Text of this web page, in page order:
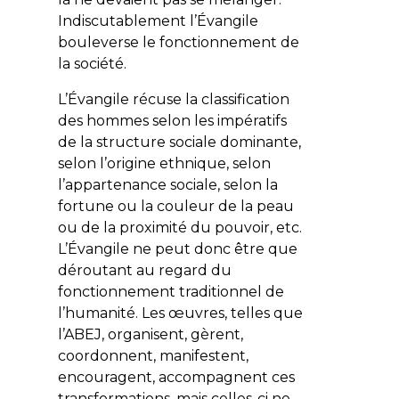
Indiscutablement l’Évangile
bouleverse le fonctionnement de
la société.
L’Évangile récuse la classification
des hommes selon les impératifs
de la structure sociale dominante,
selon l’origine ethnique, selon
l’appartenance sociale, selon la
fortune ou la couleur de la peau
ou de la proximité du pouvoir, etc.
L’Évangile ne peut donc être que
déroutant au regard du
fonctionnement traditionnel de
l’humanité. Les œuvres, telles que
l’ABEJ, organisent, gèrent,
coordonnent, manifestent,
encouragent, accompagnent ces